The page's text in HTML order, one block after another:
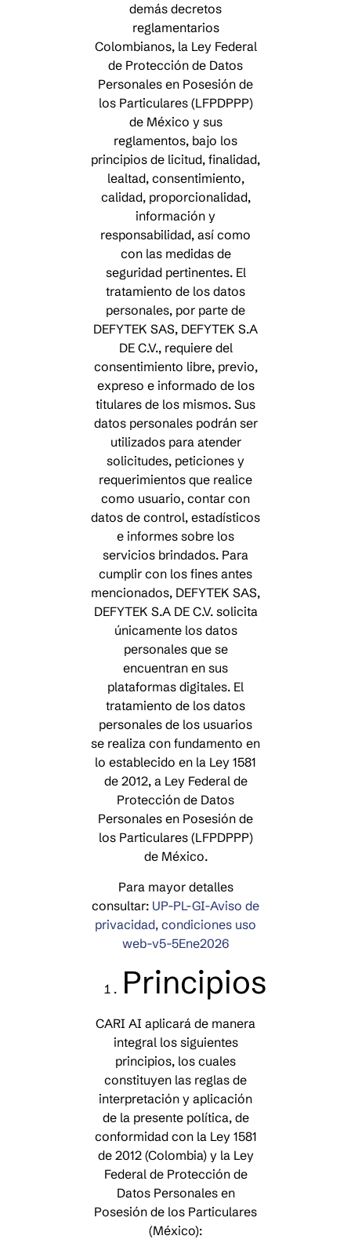
demás decretos
reglamentarios
Colombianos, la Ley Federal
de Protección de Datos
Personales en Posesión de
los Particulares (LFPDPPP)
de México y sus
reglamentos, bajo los
principios de licitud, finalidad,
lealtad, consentimiento,
calidad, proporcionalidad,
información y
responsabilidad, así como
con las medidas de
seguridad pertinentes. El
tratamiento de los datos
personales, por parte de
DEFYTEK SAS, DEFYTEK S.A
DE C.V., requiere del
consentimiento libre, previo,
expreso e informado de los
titulares de los mismos. Sus
datos personales podrán ser
utilizados para atender
solicitudes, peticiones y
requerimientos que realice
como usuario, contar con
datos de control, estadísticos
e informes sobre los
servicios brindados. Para
cumplir con los fines antes
mencionados, DEFYTEK SAS,
DEFYTEK S.A DE C.V. solicita
únicamente los datos
personales que se
encuentran en sus
plataformas digitales. El
tratamiento de los datos
personales de los usuarios
se realiza con fundamento en
lo establecido en la Ley 1581
de 2012, a Ley Federal de
Protección de Datos
Personales en Posesión de
los Particulares (LFPDPPP)
de México.
Para mayor detalles
consultar: UP-PL-GI-Aviso de
privacidad, condiciones uso
web-v5-5Ene2026
Principios
CARI AI aplicará de manera
integral los siguientes
principios, los cuales
constituyen las reglas de
interpretación y aplicación
de la presente política, de
conformidad con la Ley 1581
de 2012 (Colombia) y la Ley
Federal de Protección de
Datos Personales en
Posesión de los Particulares
(México):